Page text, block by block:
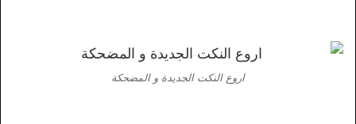
اروع النكت الجديدة و المضحكة